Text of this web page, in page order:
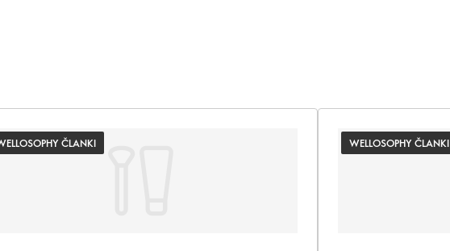
ČLANKI WELLOSOPHY ČLANKI